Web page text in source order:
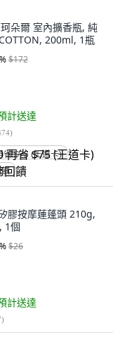
朵爾 室內擴香瓶, 純
200ml, 1瓶
%$172
計送達
)
省 $75 (王道卡)
膠按摩蓮蓬頭 210g,
1個
%$26
計送達
)